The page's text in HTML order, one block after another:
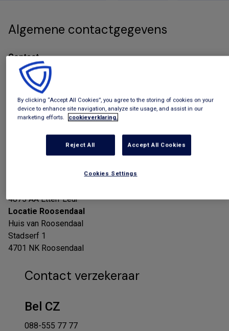
Algemene contactgegevens
Contact
Bel het Werkplein
(076) 750 3512
Adres
4875 AA Etten-Leur
Locatie Roosendaal
Huis van Roosendaal
Stadserf 1
4701 NK Roosendaal
Contact verzekeraar
Bel CZ
088-555 77 77
By clicking “Accept All Cookies”, you agree to the storing of cookies on your
device to enhance site navigation, analyze site usage, and assist in our
marketing efforts.
cookieverklaring.
Reject All Accept All Cookies
Cookies Settings